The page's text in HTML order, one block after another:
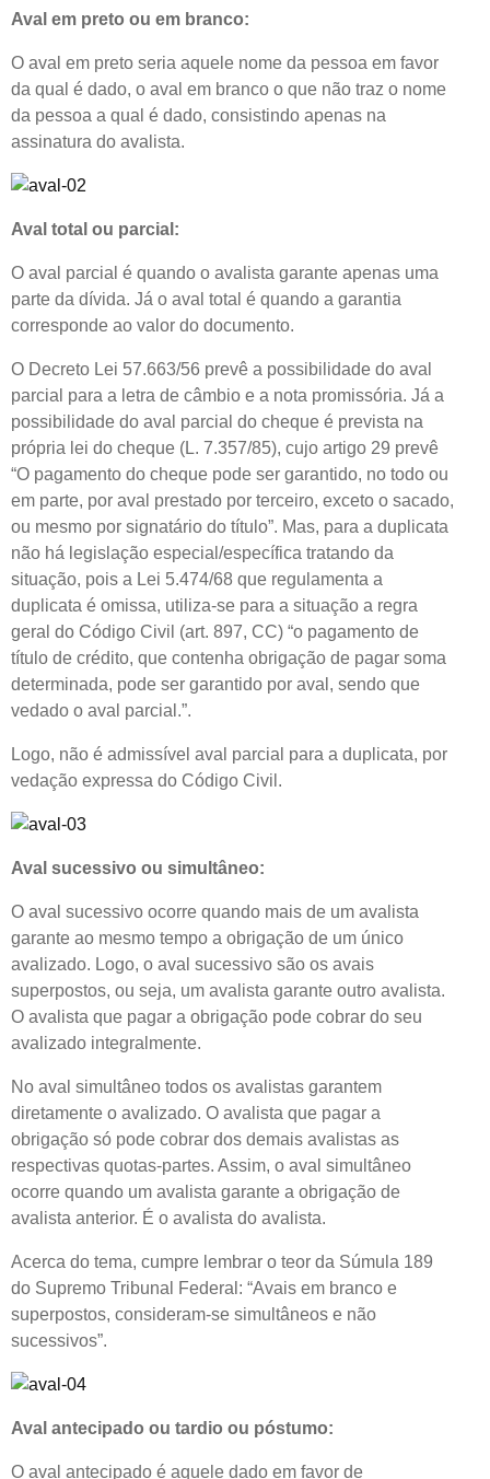
Aval em preto ou em branco:
O aval em preto seria aquele nome da pessoa em favor
da qual é dado, o aval em branco o que não traz o nome
da pessoa a qual é dado, consistindo apenas na
assinatura do avalista.
Aval total ou parcial:
O aval parcial é quando o avalista garante apenas uma
parte da dívida. Já o aval total é quando a garantia
corresponde ao valor do documento.
O Decreto Lei 57.663/56 prevê a possibilidade do aval
parcial para a letra de câmbio e a nota promissória. Já a
possibilidade do aval parcial do cheque é prevista na
própria lei do cheque (L. 7.357/85), cujo artigo 29 prevê
“O pagamento do cheque pode ser garantido, no todo ou
em parte, por aval prestado por terceiro, exceto o sacado,
ou mesmo por signatário do título”. Mas, para a duplicata
não há legislação especial/específica tratando da
situação, pois a Lei 5.474/68 que regulamenta a
duplicata é omissa, utiliza-se para a situação a regra
geral do Código Civil (art. 897, CC) “o pagamento de
título de crédito, que contenha obrigação de pagar soma
determinada, pode ser garantido por aval, sendo que
vedado o aval parcial.”.
Logo, não é admissível aval parcial para a duplicata, por
vedação expressa do Código Civil.
Aval sucessivo ou simultâneo:
O aval sucessivo ocorre quando mais de um avalista
garante ao mesmo tempo a obrigação de um único
avalizado. Logo, o aval sucessivo são os avais
superpostos, ou seja, um avalista garante outro avalista.
O avalista que pagar a obrigação pode cobrar do seu
avalizado integralmente.
No aval simultâneo todos os avalistas garantem
diretamente o avalizado. O avalista que pagar a
obrigação só pode cobrar dos demais avalistas as
respectivas quotas-partes. Assim, o aval simultâneo
ocorre quando um avalista garante a obrigação de
avalista anterior. É o avalista do avalista.
Acerca do tema, cumpre lembrar o teor da Súmula 189
do Supremo Tribunal Federal: “Avais em branco e
superpostos, consideram-se simultâneos e não
sucessivos”.
Aval antecipado ou tardio ou póstumo:
O aval antecipado é aquele dado em favor de